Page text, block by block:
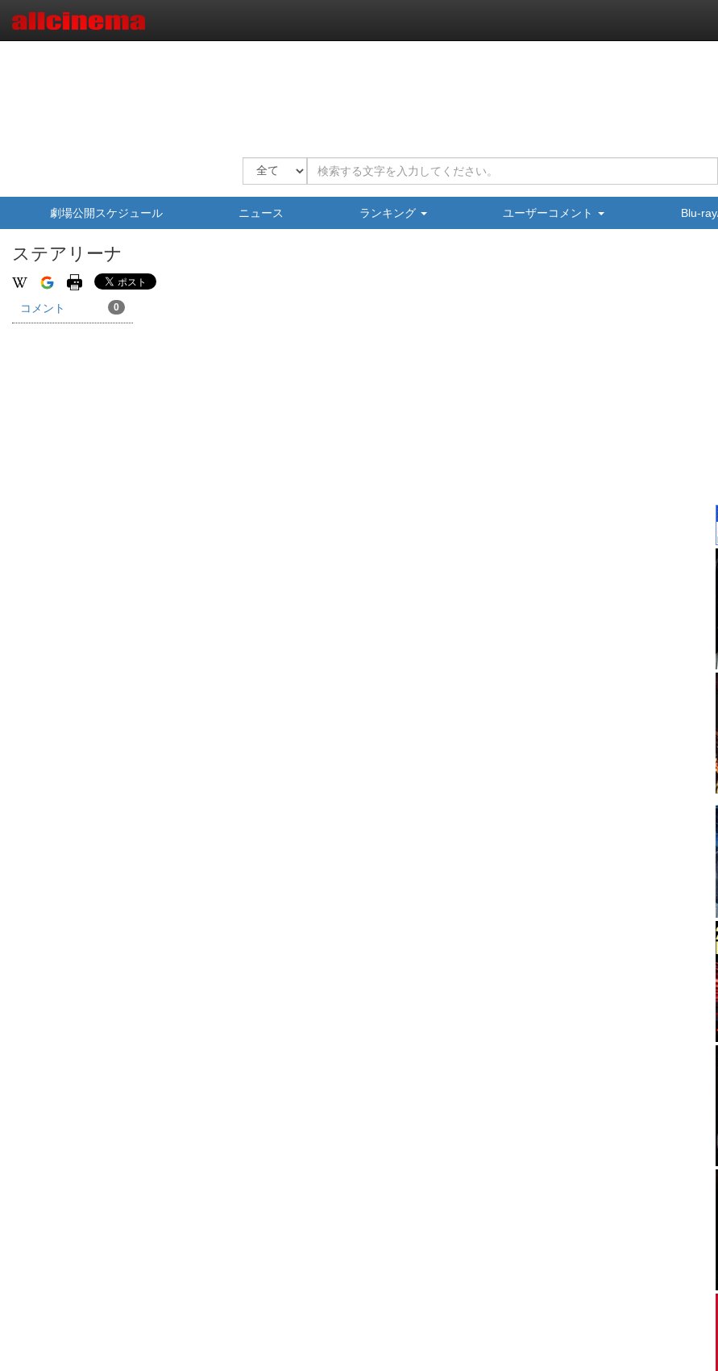
劇場公開スケジュール ニュース ランキング ユーザーコメント Blu-
ステアリーナ
コメント 0